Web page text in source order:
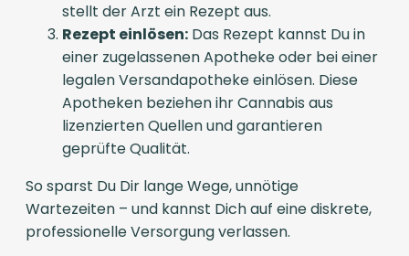
stellt der Arzt ein Rezept aus.
Rezept einlösen: Das Rezept kannst Du in
einer zugelassenen Apotheke oder bei einer
legalen Versandapotheke einlösen. Diese
Apotheken beziehen ihr Cannabis aus
lizenzierten Quellen und garantieren
geprüfte Qualität.
So sparst Du Dir lange Wege, unnötige
Wartezeiten – und kannst Dich auf eine diskrete,
professionelle Versorgung verlassen.